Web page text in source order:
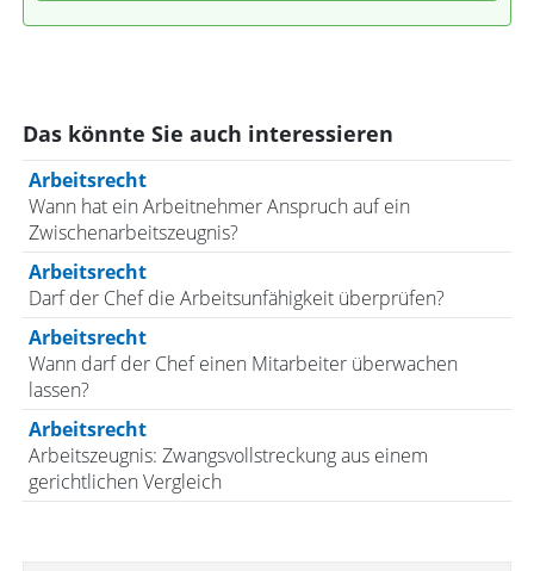
Das könnte Sie auch interessieren
Arbeitsrecht
Wann hat ein Arbeitnehmer Anspruch auf ein
Zwischenarbeitszeugnis?
Arbeitsrecht
Darf der Chef die Arbeitsunfähigkeit überprüfen?
Arbeitsrecht
Wann darf der Chef einen Mitarbeiter überwachen
lassen?
Arbeitsrecht
Arbeitszeugnis: Zwangsvollstreckung aus einem
gerichtlichen Vergleich